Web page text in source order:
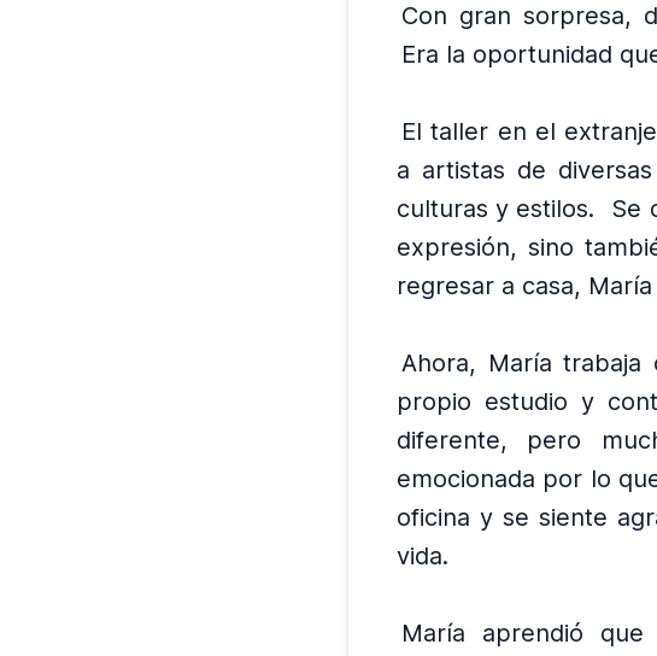
Con gran sorpresa,
Era la oportunidad
El taller en el
a artistas de
culturas y estilos.
Se
expresión, sino
regresar a casa,
Ahora, María
propio estudio y
diferente, pero
emocionada por lo
oficina y se siente
vida.
María aprendió